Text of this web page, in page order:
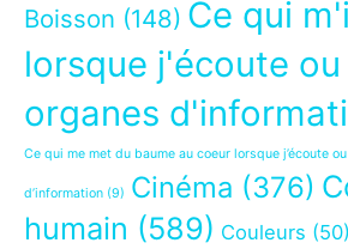
Boisson (148) Ce qui
lorsque j'écoute ou
organes
Ce qui me met du baume au coeur lorsque j’écoute
d’information (9) Cinéma (376)
humain (589) Couleurs (50)